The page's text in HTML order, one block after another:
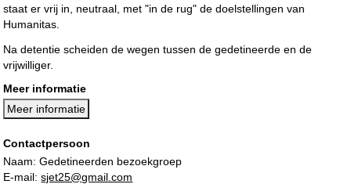
staat er vrij in, neutraal, met "in de rug" de doelstellingen van
Humanitas.
Na detentie scheiden de wegen tussen de gedetineerde en de
vrijwilliger.
Meer informatie
Meer informatie
Contactpersoon
Naam: Gedetineerden bezoekgroep
E-mail:sjet25@gmail.com